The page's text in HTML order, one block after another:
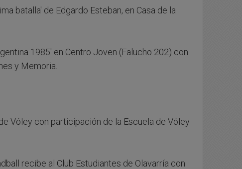
batalla' de Edgardo Esteban, en Casa de la
1985' en Centro Joven (Falucho 202) con
y Memoria.
Vóley con participación de la Escuela de Vóley
recibe al Club Estudiantes de Olavarría con